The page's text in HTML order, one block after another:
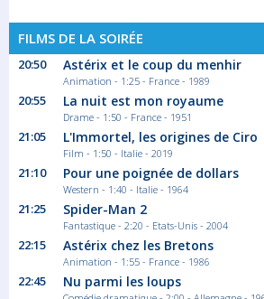
20:55
Météo
Météo
21:05
Petits plats en
Dès le lundi 6 juillet et
Programme court
FILMS DE LA SOIRÉE
20:50 Astérix et le coup du menhir
Animation - 1:25 - France - 1989
20:55 La nuit est mon royaume
Drame - 1:50 - France - 1951
21:05 L'Immortel, les origines de Ciro
Film - 1:50 - Italie - 2019
21:10 Pour une poignée de dollars
Western - 1:40 - Italie - 1964
21:25 Spider-Man 2
Fantastique - 2:20 - Etats-Unis - 2004
22:15 Astérix chez les Bretons
Animation - 1:55 - France - 1986
22:45 Nu parmi les loups